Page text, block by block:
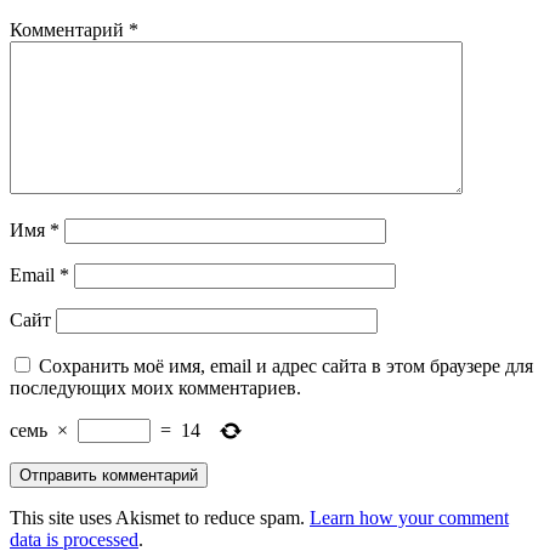
Комментарий *
Имя *
Email *
Сайт
Сохранить моё имя, email и адрес сайта в этом браузере для
последующих моих комментариев.
семь × = 14
This site uses Akismet to reduce spam. Learn how your comment
data is processed.